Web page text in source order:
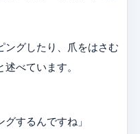
ングしたり、爪をはさむ
べています。
グするんですね」